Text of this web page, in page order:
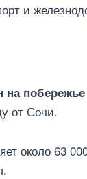
и
на
от Сочи.
около 63